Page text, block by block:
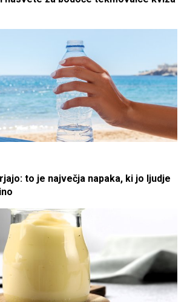
to je največja napaka, ki jo ljudje